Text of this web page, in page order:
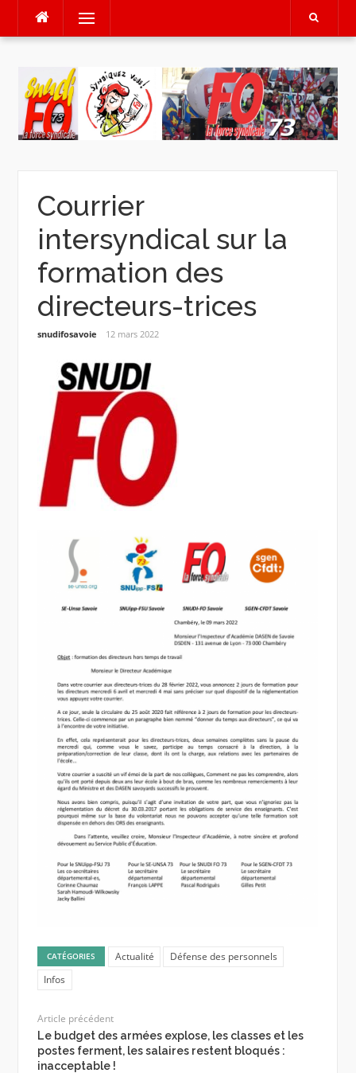
contenu
Menu
Courrier
intersyndical sur la
formation des
directeurs-trices
snudifosavoie 12 mars 2022
CATÉGORIES Actualité
Défense des personnels
Infos
Article précédent
Le budget des armées explose, les classes et les
postes ferment, les salaires restent bloqués :
inacceptable !